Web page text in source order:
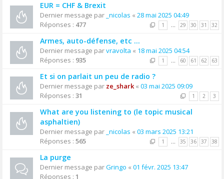
EUR = CHF & Brexit
Dernier message par _nicolas « 28 mai 2025 04:49
Réponses : 477 1 … 29 30 31 32
Armes, auto-défense, etc ...
Dernier message parvravolta « 18 mai 2025 04:54
Réponses : 935 1 … 60 61 62 63
Et si on parlait un peu de radio ?
Dernier message par ze_shark« 03 mai 2025 09:09
Réponses : 31 1 2 3
What are you listening to (le topic musical
asphaltien)
Dernier message par _nicolas « 03 mars 2025 13:21
Réponses : 565 1 … 35 36 37 38
La purge
Dernier message parGringo « 01 févr. 2025 13:47
Réponses : 1